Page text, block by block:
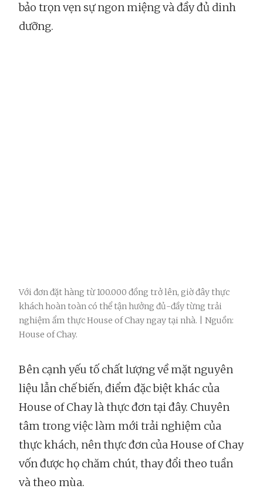
bảo trọn vẹn sự ngon miệng và đầy đủ dinh
dưỡng.
Với đơn đặt hàng từ 100.000 đồng trở lên, giờ đây thực
khách hoàn toàn có thể tận hưởng đủ-đầy từng trải
nghiệm ẩm thực House of Chay ngay tại nhà. | Nguồn:
House of Chay.
Bên cạnh yếu tố chất lượng về mặt nguyên
liệu lẫn chế biến, điểm đặc biệt khác của
House of Chay là thực đơn tại đây. Chuyên
tâm trong việc làm mới trải nghiệm của
thực khách, nên thực đơn của House of Chay
vốn được họ chăm chút, thay đổi theo tuần
và theo mùa.